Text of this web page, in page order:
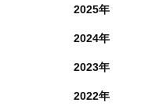
2025年
2024年
2023年
2022年